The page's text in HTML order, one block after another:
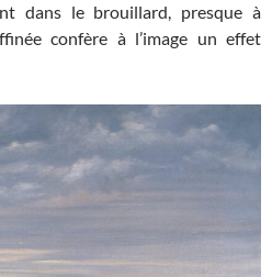
dans le brouillard, presque à
confère à l’image un effet